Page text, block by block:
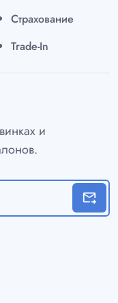
Страхование
Trade-In
и
forward_to_inbox